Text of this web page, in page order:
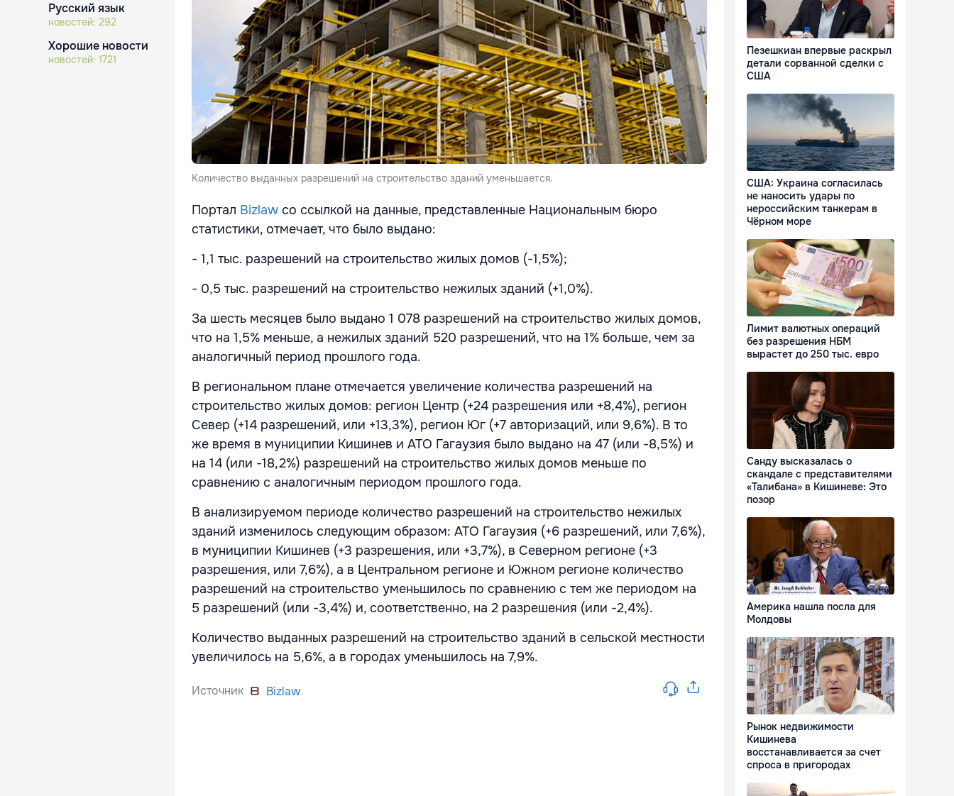
Русский язык
новостей: 292
Хорошие новости
новостей: 1721
Количество выданных разрешений на строительство зданий уменьшается.
Портал Bizlaw со ссылкой на данные, представленные Национальным бюро
статистики, отмечает, что было выдано:
- 1,1 тыс. разрешений на строительство жилых домов (-1,5%);
- 0,5 тыс. разрешений на строительство нежилых зданий (+1,0%).
За шесть месяцев было выдано 1 078 разрешений на строительство жилых домов,
что на 1,5% меньше, а нежилых зданий 520 разрешений, что на 1% больше, чем за
аналогичный период прошлого года.
В региональном плане отмечается увеличение количества разрешений на
строительство жилых домов: регион Центр (+24 разрешения или +8,4%), регион
Север (+14 разрешений, или +13,3%), регион Юг (+7 авторизаций, или 9,6%). В то
же время в муниципии Кишинев и АТО Гагаузия было выдано на 47 (или -8,5%) и
на 14 (или -18,2%) разрешений на строительство жилых домов меньше по
сравнению с аналогичным периодом прошлого года.
В анализируемом периоде количество разрешений на строительство нежилых
зданий изменилось следующим образом: АТО Гагаузия (+6 разрешений, или 7,6%),
в муниципии Кишинев (+3 разрешения, или +3,7%), в Северном регионе (+3
разрешения, или 7,6%), а в Центральном регионе и Южном регионе количество
разрешений на строительство уменьшилось по сравнению с тем же периодом на
5 разрешений (или -3,4%) и, соответственно, на 2 разрешения (или -2,4%).
Количество выданных разрешений на строительство зданий в сельской местности
увеличилось на 5,6%, а в городах уменьшилось на 7,9%.
Источник Bizlaw
Пезешкиан впервые раскрыл
детали сорванной сделки с
США
США: Украина согласилась
не наносить удары по
нероссийским танкерам в
Чёрном море
Лимит валютных операций
без разрешения НБМ
вырастет до 250 тыс. евро
Санду высказалась о
скандале с представителями
«Талибана» в Кишиневе: Это
позор
Америка нашла посла для
Молдовы
Рынок недвижимости
Кишинева
восстанавливается за счет
спроса в пригородах